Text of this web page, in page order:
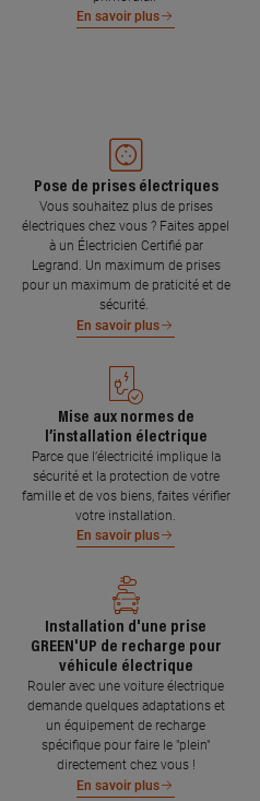
En savoir plus
Pose de prises électriques
Vous souhaitez plus de prises
électriques chez vous ? Faites appel
à un Électricien Certifié par
Legrand. Un maximum de prises
pour un maximum de praticité et de
sécurité.
En savoir plus
Mise aux normes de
l’installation électrique
Parce que l’électricité implique la
sécurité et la protection de votre
famille et de vos biens, faites vérifier
votre installation.
En savoir plus
Installation d'une prise
GREEN'UP de recharge pour
véhicule électrique
Rouler avec une voiture électrique
demande quelques adaptations et
un équipement de recharge
spécifique pour faire le "plein"
directement chez vous !
En savoir plus